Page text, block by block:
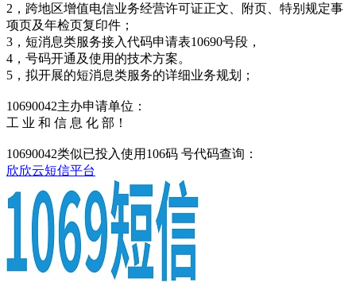
2，跨地区增值电信业务经营许可证正文、附页、特别规定事
项页及年检页复印件；
3，短消息类服务接入代码申请表10690号段，
4，号码开通及使用的技术方案。
5，拟开展的短消息类服务的详细业务规划；
10690042主办申请单位：
工 业 和 信 息 化 部！
10690042类似已投入使用106码 号代码查询：
欣欣云短信平台